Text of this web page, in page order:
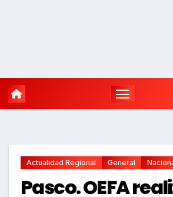
Actualidad Regional General
Pasco. OEFA